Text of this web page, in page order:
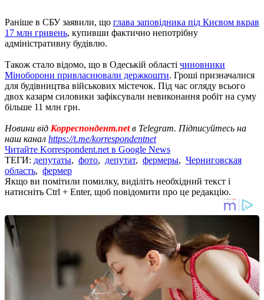
Раніше в СБУ заявили, що глава заповідника під Києвом вкрав
17 млн ​​гривень, купивши фактично непотрібну
адміністративну будівлю.
Також стало відомо, що в Одеській області чиновники
Міноборони привласнювали держкошти. Гроші призначалися
для будівництва військових містечок. Під час огляду всього
двох казарм силовики зафіксували невиконання робіт на суму
більше 11 млн грн.
Новини від Корреспондент.netв Telegram. Підписуйтесь на
наш канал https://t.me/korrespondentnet
Читайте Korrespondent.net в Google News
ТЕГИ: депутаты, фото, депутат, фермеры, Черниговская
область, фермер
Якщо ви помітили помилку, виділіть необхідний текст і
натисніть Ctrl + Enter, щоб повідомити про це редакцію.